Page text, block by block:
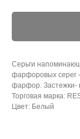
Серьги
фарфоровых серег
фарфор. Застежки-
Торговая марка:
Цвет: Белый